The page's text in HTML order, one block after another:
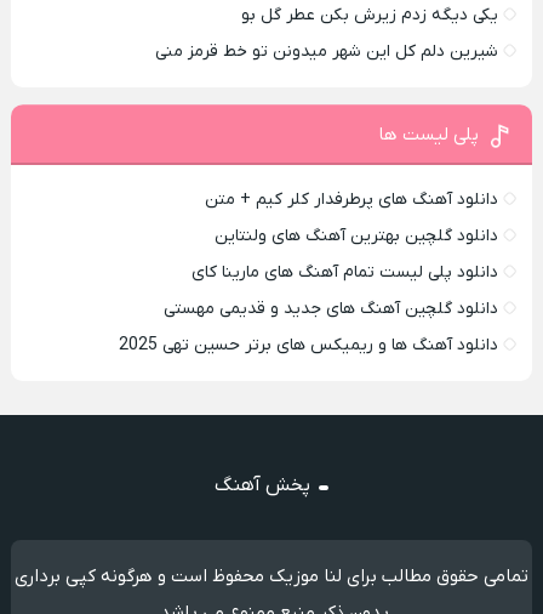
یکی دیگه زدم زیرش بکن عطر گل بو
شیرین دلم کل این شهر میدونن تو خط قرمز منی
پلی لیست ها
دانلود آهنگ های پرطرفدار کلر کیم + متن
دانلود گلچین بهترین آهنگ های ولنتاین
دانلود پلی لیست تمام آهنگ های مارینا کای
دانلود گلچین آهنگ های جدید و قدیمی مهستی
دانلود آهنگ ها و ریمیکس های برتر حسین تهی 2025
پخش آهنگ
تمامی حقوق مطالب برای لنا موزیک محفوظ است و هرگونه کپی برداری